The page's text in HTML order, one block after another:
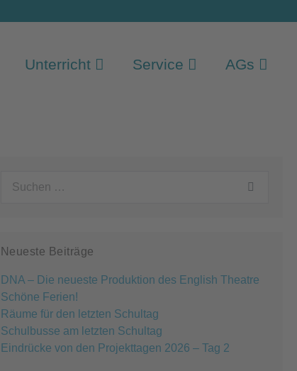
Unterricht Service AGs
Neueste Beiträge
DNA – Die neueste Produktion des English Theatre
Schöne Ferien!
Räume für den letzten Schultag
Schulbusse am letzten Schultag
Eindrücke von den Projekttagen 2026 – Tag 2